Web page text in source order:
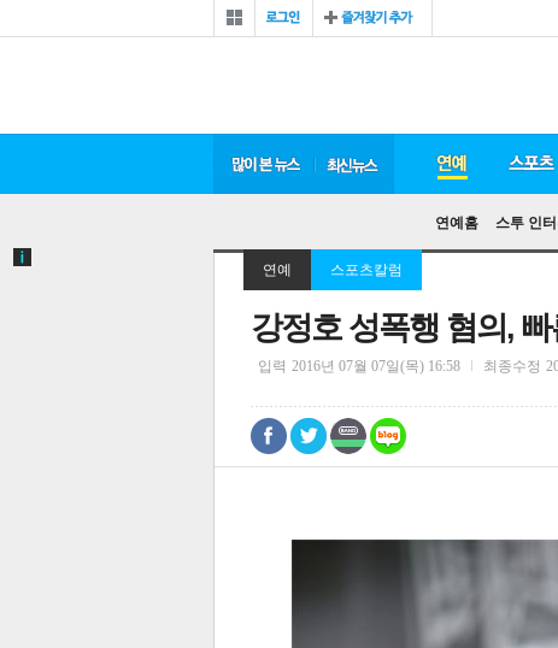
연예홈 스투 인
연예 스포츠칼럼
강정호 성폭행 혐의,
입력 2016년 07월 07일(목) 16:58 최종수정
0